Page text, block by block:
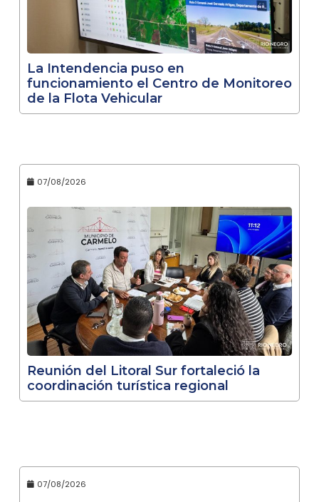
La Intendencia puso en
funcionamiento el Centro de Monitoreo
de la Flota Vehicular
07/08/2026
Reunión del Litoral Sur fortaleció la
coordinación turística regional
07/08/2026